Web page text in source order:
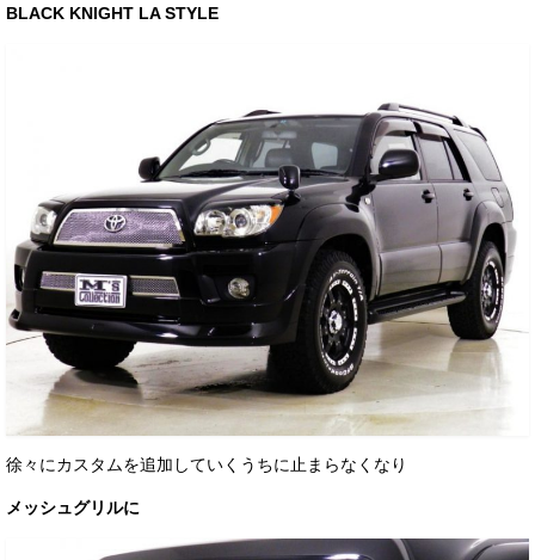
スタッフブログ
お客様の声
お問い合わせ
メールフォーム
電話はこちら
BLACK KNIGHT LA STYLE
徐々にカスタムを追加していくうちに止まらなくなり
メッシュグリルに